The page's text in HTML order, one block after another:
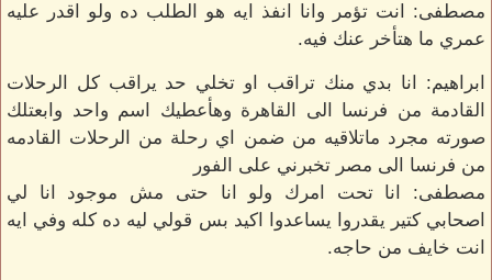
مصطفى: انت تؤمر وانا انفذ ايه هو الطلب ده ولو اقدر عليه
عمري ما هتأخر عنك فيه.
ابراهيم: انا بدي منك تراقب او تخلي حد يراقب كل الرحلات
القادمة من فرنسا الى القاهرة وهأعطيك اسم واحد وابعتلك
صورته مجرد ماتلاقيه من ضمن اي رحلة من الرحلات القادمه
من فرنسا الى مصر تخبرني على الفور
مصطفى: انا تحت امرك ولو انا حتى مش موجود انا لي
اصحابي كتير يقدروا يساعدوا اكيد بس قولي ليه ده كله وفي ايه
انت خايف من حاجه.